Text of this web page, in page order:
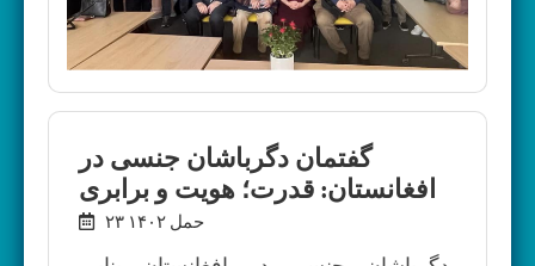
گفتمان دگرباشان جنسی در
افغانستان: قدرت؛ هویت و برابری
۲۳ حمل ۱۴۰۲